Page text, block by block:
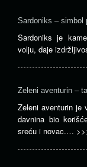
Sardoniks – simbol
Sardoniks je
volju, daje
Zeleni aventurin –
Zeleni aventurin je
davnina bio
sreću i novac.…